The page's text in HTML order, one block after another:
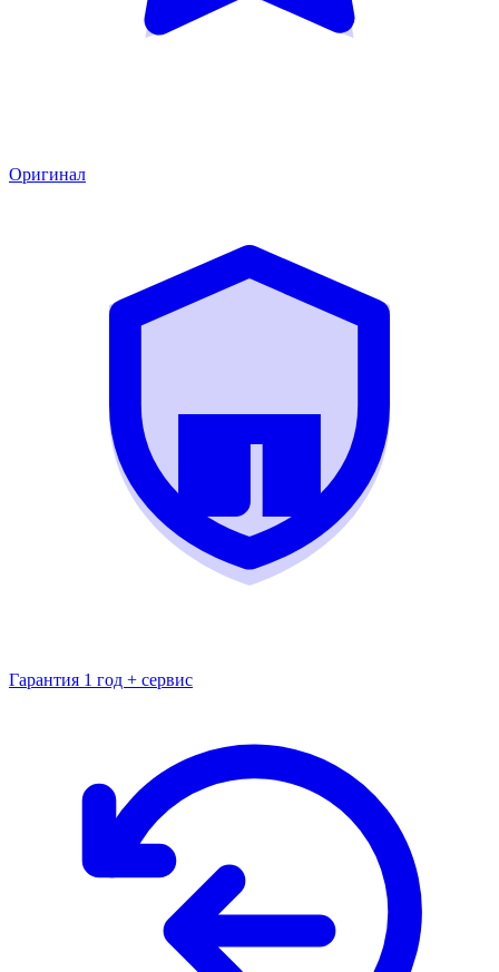
Оригинал
Гарантия 1 год + сервис